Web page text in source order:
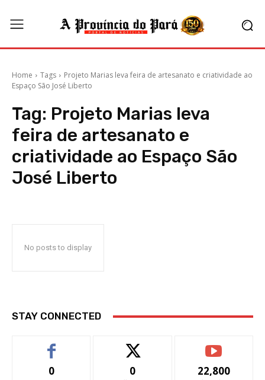
Home Tags
Projeto Marias leva feira de artesanato e criatividade ao
Espaço São José Liberto
Tag: Projeto Marias leva
feira de artesanato e
criatividade ao Espaço São
José Liberto
No posts to display
STAY CONNECTED
0 0 22,800